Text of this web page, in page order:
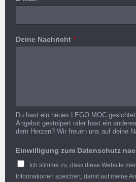
Deine Nachricht *
Du hast ein neues LEGO MOC
Angebot gestolpert oder hast ein
dem Herzen? Wir freuen uns auf deine
Einwilligung zum Datenschutz
Ich stimme zu, dass diese Website
Informationen speichert, damit auf meine